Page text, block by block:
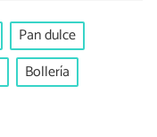
Pan dulce
Bollería